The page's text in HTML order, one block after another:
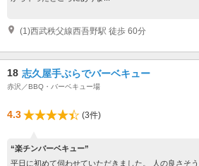
(1)西武秩父線西吾野駅 徒歩 60分
18 志久屋手ぶらでバーベキュー
赤沢／BBQ・バーベキュー場
4.3 (3件)
“楽チンバーベキュー”
平日に初めて伺わせていただきました。 人の良さそ